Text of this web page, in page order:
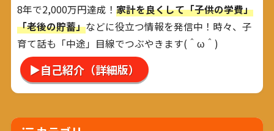
8年で2,000万円達成！ 家計を良くして「子供の学費」
「老後の貯蓄」などに役立つ情報を発信中！時々、子
育て話も「中途」目線でつぶやきます(＾ω＾)
▶自己紹介（詳細版）